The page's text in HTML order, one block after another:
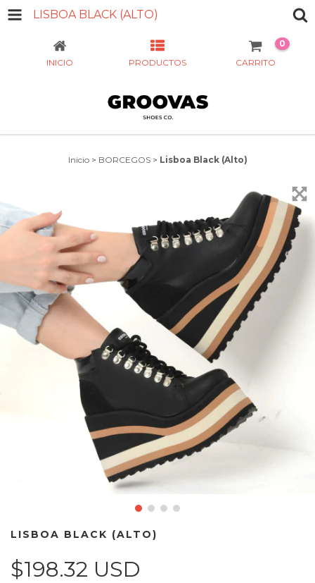
LISBOA BLACK (ALTO)
INICIO PRODUCTOS CARRITO
0
Inicio > BORCEGOS > Lisboa Black (Alto)
LISBOA BLACK (ALTO)
$198.32 USD